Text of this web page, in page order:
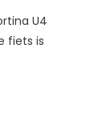
U4
fiets is